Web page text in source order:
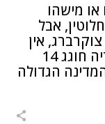
מישהו
אבל
אין
אמירה נכונה מזו ● מדור ההיסטוריה חוגג 14
הגדולה